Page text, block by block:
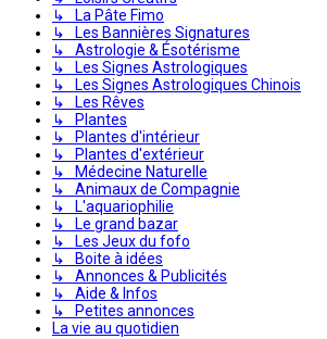
↳ La Pâte Fimo
↳ Les Bannières Signatures
↳ Astrologie & Ésotérisme
↳ Les Signes Astrologiques
↳ Les Signes Astrologiques Chinois
↳ Les Rêves
↳ Plantes
↳ Plantes d'intérieur
↳ Plantes d'extérieur
↳ Médecine Naturelle
↳ Animaux de Compagnie
↳ L'aquariophilie
↳ Le grand bazar
↳ Les Jeux du fofo
↳ Boite à idées
↳ Annonces & Publicités
↳ Aide & Infos
↳ Petites annonces
La vie au quotidien